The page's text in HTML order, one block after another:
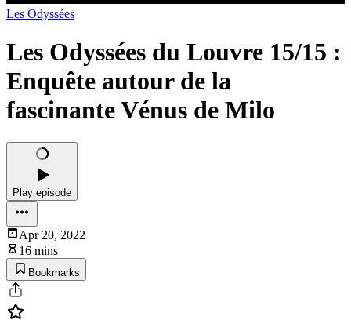
Les Odyssées
Les Odyssées du Louvre 15/15 :
Enquête autour de la
fascinante Vénus de Milo
Play episode
Apr 20, 2022
16 mins
Bookmarks